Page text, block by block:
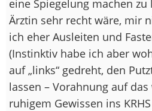
eine Spiegelung machen
Ärztin sehr recht wäre, mir
ich eher Ausleiten und
(Instinktiv habe ich aber
auf „links“ gedreht, den
lassen – Vorahnung auf
ruhigem Gewissen ins